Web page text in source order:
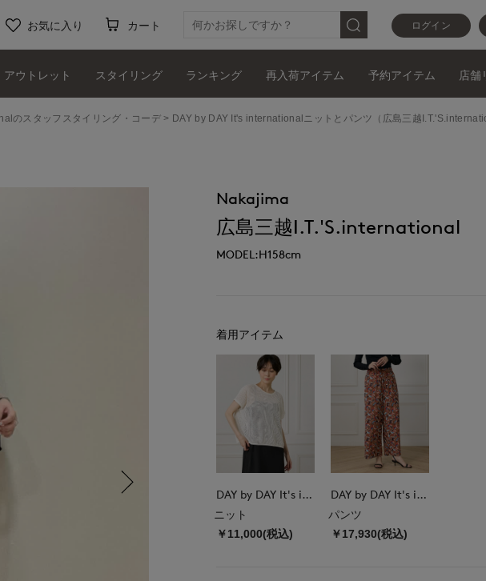
ログイン
お気に入り カート
アウトレット スタイリング ランキング 再入荷アイテム 予約アイテム 店舗
のスタッフスタイリング・コーデ DAY by DAY It's internationalニットとパンツ（広島三越
Nakajima
広島三越I.T.'S.international
MODEL:H158cm
着用アイテム
DAY by DAY It's international
ニット
￥11,000(税込)
DAY by DAY It's international
パンツ
￥17,930(税込)